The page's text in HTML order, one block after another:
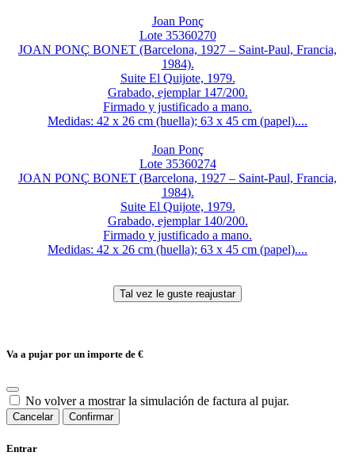
Joan Ponç
Lote 35360270
JOAN PONÇ BONET (Barcelona, 1927 – Saint-Paul, Francia,
1984).
Suite El Quijote, 1979.
Grabado, ejemplar 147/200.
Firmado y justificado a mano.
Medidas: 42 x 26 cm (huella); 63 x 45 cm (papel)....
Joan Ponç
Lote 35360274
JOAN PONÇ BONET (Barcelona, 1927 – Saint-Paul, Francia,
1984).
Suite El Quijote, 1979.
Grabado, ejemplar 140/200.
Firmado y justificado a mano.
Medidas: 42 x 26 cm (huella); 63 x 45 cm (papel)....
Va a pujar por un importe de €
No volver a mostrar la simulación de factura al pujar.
Cancelar Confirmar
Entrar